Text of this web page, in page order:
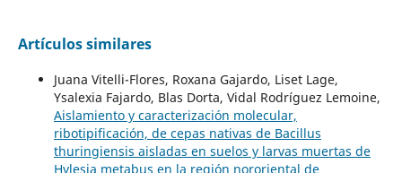
Artículos similares
Juana Vitelli-Flores, Roxana Gajardo, Liset Lage,
Ysalexia Fajardo, Blas Dorta, Vidal Rodríguez Lemoine,
Aislamiento y caracterización molecular,
ribotipificación, de cepas nativas de Bacillus
thuringiensis aisladas en suelos y larvas muertas de
Hylesia metabus en la región nororiental de